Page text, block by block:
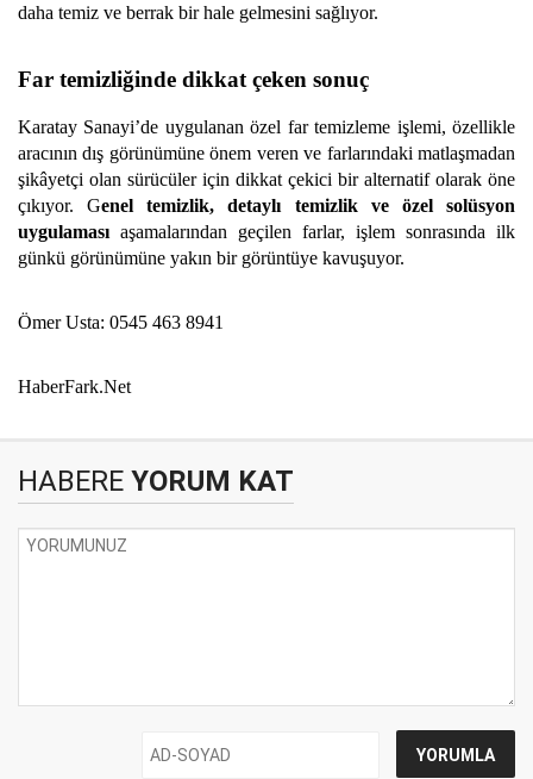
daha temiz ve berrak bir hale gelmesini sağlıyor.
Far temizliğinde dikkat çeken sonuç
Karatay Sanayi’de uygulanan özel far temizleme işlemi, özellikle
aracının dış görünümüne önem veren ve farlarındaki matlaşmadan
şikâyetçi olan sürücüler için dikkat çekici bir alternatif olarak öne
çıkıyor. Genel temizlik, detaylı temizlik ve özel solüsyon
uygulaması aşamalarından geçilen farlar, işlem sonrasında ilk
günkü görünümüne yakın bir görüntüye kavuşuyor.
Ömer Usta: 0545 463 8941
HaberFark.Net
HABERE YORUM KAT